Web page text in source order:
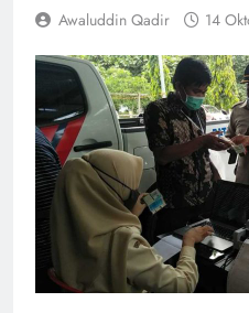
Awaluddin Qadir 14